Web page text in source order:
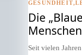
GESUNDHEIT
Die
Seit vielen